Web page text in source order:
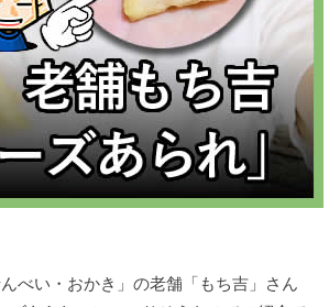
べい・おかき」の老舗「もち吉」さん